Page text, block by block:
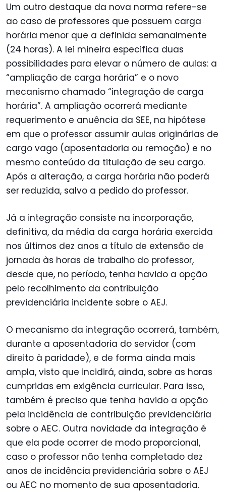
Um outro destaque da nova norma refere-se
ao caso de professores que possuem carga
horária menor que a definida semanalmente
(24 horas). A lei mineira especifica duas
possibilidades para elevar o número de aulas: a
“ampliação de carga horária” e o novo
mecanismo chamado “integração de carga
horária”. A ampliação ocorrerá mediante
requerimento e anuência da SEE, na hipótese
em que o professor assumir aulas originárias de
cargo vago (aposentadoria ou remoção) e no
mesmo conteúdo da titulação de seu cargo.
Após a alteração, a carga horária não poderá
ser reduzida, salvo a pedido do professor.
Já a integração consiste na incorporação,
definitiva, da média da carga horária exercida
nos últimos dez anos a título de extensão de
jornada às horas de trabalho do professor,
desde que, no período, tenha havido a opção
pelo recolhimento da contribuição
previdenciária incidente sobre o AEJ.
O mecanismo da integração ocorrerá, também,
durante a aposentadoria do servidor (com
direito à paridade), e de forma ainda mais
ampla, visto que incidirá, ainda, sobre as horas
cumpridas em exigência curricular. Para isso,
também é preciso que tenha havido a opção
pela incidência de contribuição previdenciária
sobre o AEC. Outra novidade da integração é
que ela pode ocorrer de modo proporcional,
caso o professor não tenha completado dez
anos de incidência previdenciária sobre o AEJ
ou AEC no momento de sua aposentadoria.